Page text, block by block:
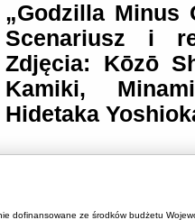
„Godzilla Minus
Scenariusz i
Zdjęcia: Kōzō
Kamiki,
Hidetaka
dofinansowane ze środków budżetu